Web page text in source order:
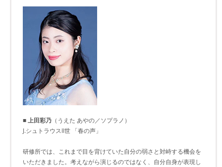
■ 上田彩乃 （うえた あやの／ソプラノ）
J.シュトラウスII世 「春の声」
研修所では、これまで目を背けていた自分の弱さと対峙する機会を
いただきました。考えながら演じるのではなく、自分自身が表現し